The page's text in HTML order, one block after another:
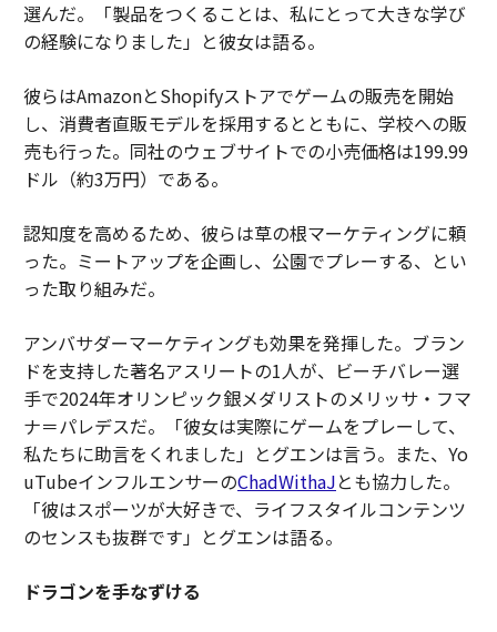
選んだ。「製品をつくることは、私にとって大きな学び
の経験になりました」と彼女は語る。
彼らはAmazonとShopifyストアでゲームの販売を開始
し、消費者直販モデルを採用するとともに、学校への販
売も行った。同社のウェブサイトでの小売価格は199.99
ドル（約3万円）である。
認知度を高めるため、彼らは草の根マーケティングに頼
った。ミートアップを企画し、公園でプレーする、とい
った取り組みだ。
アンバサダーマーケティングも効果を発揮した。ブラン
ドを支持した著名アスリートの1人が、ビーチバレー選
手で2024年オリンピック銀メダリストのメリッサ・フマ
ナ＝パレデスだ。「彼女は実際にゲームをプレーして、
私たちに助言をくれました」とグエンは言う。また、Yo
uTubeインフルエンサーのChadWithaJとも協力した。
「彼はスポーツが大好きで、ライフスタイルコンテンツ
のセンスも抜群です」とグエンは語る。
ドラゴンを手なずける